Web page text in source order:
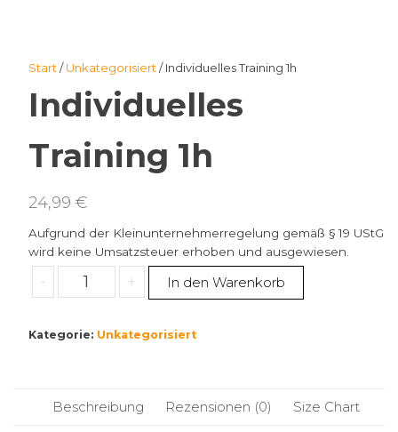
Start /Unkategorisiert / Individuelles Training 1h
Individuelles
Training 1h
24,99 €
Aufgrund der Kleinunternehmerregelung gemäß § 19 UStG
wird keine Umsatzsteuer erhoben und ausgewiesen.
-
Individuelles
Training
Menge
+ In den Warenkorb
Kategorie: Unkategorisiert
Beschreibung Rezensionen (0) Size Chart